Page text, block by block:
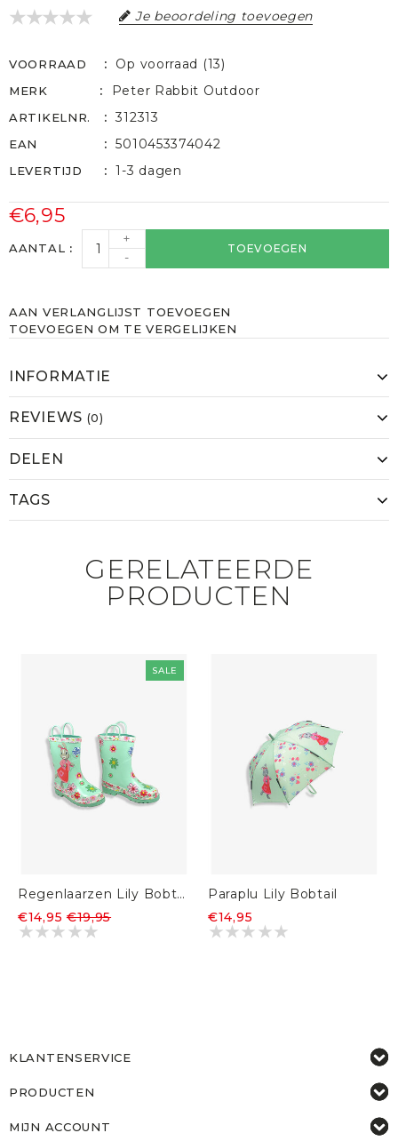
Je beoordeling toevoegen
VOORRAAD Op voorraad (13)
MERK Peter Rabbit Outdoor
ARTIKELNR. 312313
EAN 5010453374042
LEVERTIJD 1-3 dagen
€6,95
AANTAL
+
-
TOEVOEGEN
AAN VERLANGLIJST TOEVOEGEN
TOEVOEGEN OM TE VERGELIJKEN
INFORMATIE
REVIEWS (0)
DELEN
TAGS
GERELATEERDE
PRODUCTEN
SALE
Regenlaarzen Lily Bobtail
€14,95 €19,95
Paraplu Lily Bobtail
€14,95
KLANTENSERVICE
PRODUCTEN
MIJN ACCOUNT